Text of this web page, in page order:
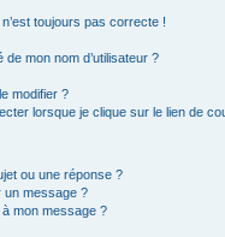
toujours pas correcte !
mon nom d’utilisateur ?
modifier ?
lorsque je clique sur le lien de
ou une réponse ?
un message ?
mon message ?